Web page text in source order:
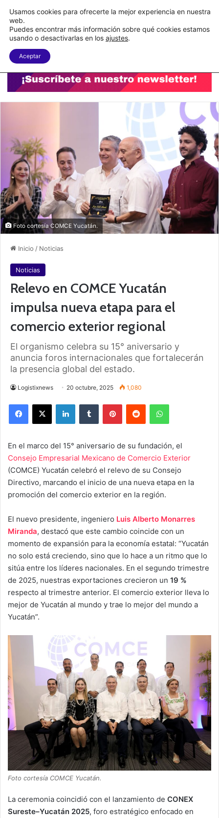
C&A México completa la implementación de su WMS en la nube
Menu
Foto cortesía COMCE Yucatán.
Inicio / Noticias
Noticias
Relevo en COMCE Yucatán
impulsa nueva etapa para el
comercio exterior regional
El organismo celebra su 15° aniversario y
anuncia foros internacionales que fortalecerán
la presencia global del estado.
Logistixnews 20 octubre, 2025 1,080
En el marco del 15° aniversario de su fundación, el
Consejo Empresarial Mexicano de Comercio Exterior
(COMCE) Yucatán celebró el relevo de su Consejo
Directivo, marcando el inicio de una nueva etapa en la
promoción del comercio exterior en la región.
El nuevo presidente, ingeniero Luis Alberto Monarres
Miranda, destacó que este cambio coincide con un
momento de expansión para la economía estatal: “Yucatán
no solo está creciendo, sino que lo hace a un ritmo que lo
sitúa entre los líderes nacionales. En el segundo trimestre
de 2025, nuestras exportaciones crecieron un 19 %
respecto al trimestre anterior. El comercio exterior lleva lo
mejor de Yucatán al mundo y trae lo mejor del mundo a
Yucatán”.
Foto cortesía COMCE Yucatán.
La ceremonia coincidió con el lanzamiento de CONEX
Sureste–Yucatán 2025, foro estratégico enfocado en
Usamos cookies para ofrecerte la mejor experiencia en nuestra
web.
Puedes encontrar más información sobre qué cookies estamos
usando o desactivarlas en los ajustes.
Aceptar